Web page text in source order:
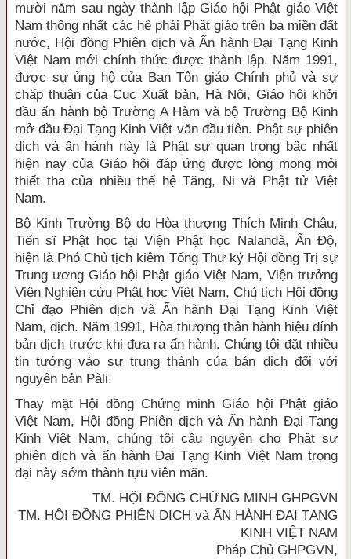
mười năm sau ngày thành lập Giáo hội Phật giáo Việt
Nam thống nhất các hệ phái Phật giáo trên ba miền đất
nước, Hội đồng Phiên dịch và Ấn hành Đại Tạng Kinh
Việt Nam mới chính thức được thành lập. Năm 1991,
được sự ủng hộ của Ban Tôn giáo Chính phủ và sự
chấp thuận của Cục Xuất bản, Hà Nội, Giáo hội khởi
đầu ấn hành bộ Trường A Hàm và bộ Trường Bộ Kinh
mở đầu Đại Tạng Kinh Việt văn đầu tiên. Phật sự phiên
dịch và ấn hành này là Phật sự quan trọng bậc nhất
hiện nay của Giáo hội đáp ứng được lòng mong mỏi
thiết tha của nhiều thế hệ Tăng, Ni và Phật tử Việt
Nam.
Bộ Kinh Trường Bộ do Hòa thượng Thích Minh Châu,
Tiến sĩ Phật học tại Viện Phật học Nalandà, Ấn Độ,
hiện là Phó Chủ tịch kiêm Tổng Thư ký Hội đồng Trị sự
Trung ương Giáo hội Phật giáo Việt Nam, Viện trưởng
Viện Nghiên cứu Phật học Việt Nam, Chủ tịch Hội đồng
Chỉ đạo Phiên dịch và Ấn hành Đại Tạng Kinh Việt
Nam, dịch. Năm 1991, Hòa thượng thân hành hiệu đính
bản dịch trước khi đưa ra ấn hành. Chúng tôi đặt nhiều
tin tưởng vào sự trung thành của bản dịch đối với
nguyên bản Pàli.
Thay mặt Hội đồng Chứng minh Giáo hội Phật giáo
Việt Nam, Hội đồng Phiên dịch và Ấn hành Đại Tạng
Kinh Việt Nam, chúng tôi cầu nguyện cho Phật sự
phiên dịch và ấn hành Đại Tạng Kinh Việt Nam trọng
đại này sớm thành tựu viên mãn.
TM. HỘI ĐỒNG CHỨNG MINH GHPGVN
TM. HỘI ĐỒNG PHIÊN DỊCH và ẤN HÀNH ĐẠI TẠNG
KINH VIỆT NAM
Pháp Chủ GHPGVN,